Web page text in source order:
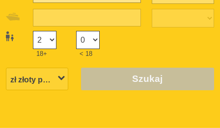
18+ < 18
Szukaj